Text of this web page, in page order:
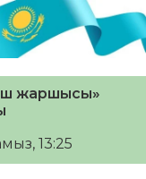
жаршысы»
13:25